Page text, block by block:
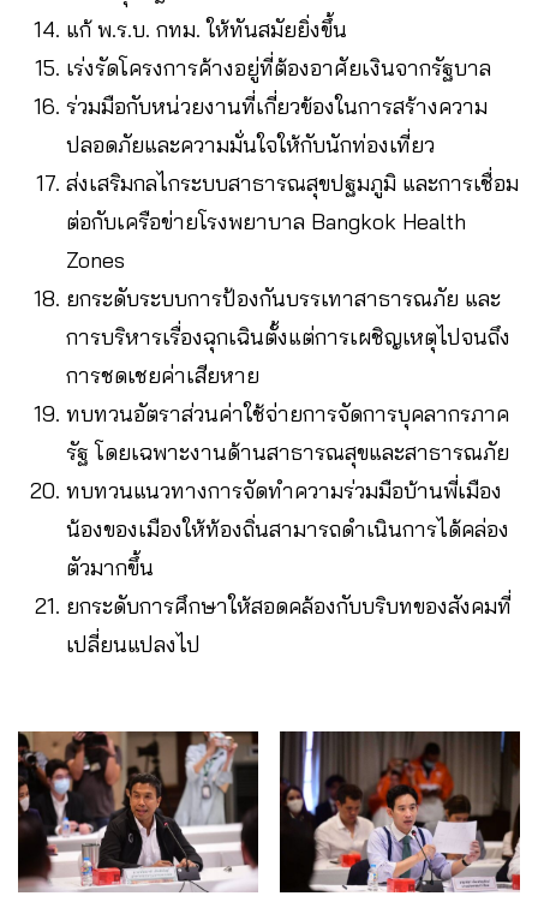
แก้ พ.ร.บ. กทม. ให้ทันสมัยยิ่งขึ้น
เร่งรัดโครงการค้างอยู่ที่ต้องอาศัยเงินจากรัฐบาล
ร่วมมือกับหน่วยงานที่เกี่ยวข้องในการสร้างความ
ปลอดภัยและความมั่นใจให้กับนักท่องเที่ยว
ส่งเสริมกลไกระบบสาธารณสุขปฐมภูมิ และการเชื่อม
ต่อกับเครือข่ายโรงพยาบาล Bangkok Health
Zones
ยกระดับระบบการป้องกันบรรเทาสาธารณภัย และ
การบริหารเรื่องฉุกเฉินตั้งแต่การเผชิญเหตุไปจนถึง
การชดเชยค่าเสียหาย
ทบทวนอัตราส่วนค่าใช้จ่ายการจัดการบุคลากรภาค
รัฐ โดยเฉพาะงานด้านสาธารณสุขและสาธารณภัย
ทบทวนแนวทางการจัดทำความร่วมมือบ้านพี่เมือง
น้องของเมืองให้ท้องถิ่นสามารถดำเนินการได้คล่อง
ตัวมากขึ้น
ยกระดับการศึกษาให้สอดคล้องกับบริบทของสังคมที่
เปลี่ยนแปลงไป